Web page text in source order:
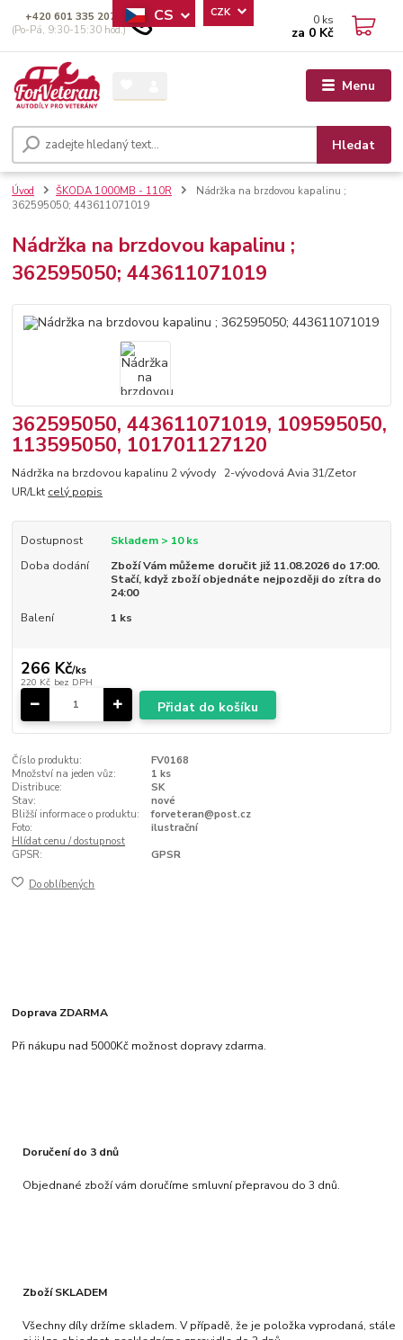
Menu
CS CZK
Hledat
+420 601 335 207
(Po-Pá, 9:30-15:30 hod.)
0 ks
za 0 Kč
Úvod ŠKODA 1000MB - 110R
Nádržka na brzdovou kapalinu ;
362595050; 443611071019
Nádržka na brzdovou kapalinu ;
362595050; 443611071019
362595050, 443611071019, 109595050,
113595050, 101701127120
Nádržka na brzdovou kapalinu 2 vývody 2-vývodová Avia 31/Zetor
UR/Lkt celý popis
Dostupnost
Skladem > 10 ks
Doba dodání
Zboží Vám můžeme doručit již 11.08.2026 do 17:00.
Stačí, když zboží objednáte nejpozději do zítra do
24:00
Balení
1 ks
266 Kč/ks
220 Kč bez DPH
Přidat do košíku
Číslo produktu:
FV0168
Množství na jeden vůz:
1 ks
Distribuce:
SK
Stav:
nové
Bližší informace o produktu:
forveteran@post.cz
Foto:
ilustrační
Hlídat cenu / dostupnost
GPSR:
GPSR
Do oblíbených
Doprava ZDARMA
Při nákupu nad 5000Kč možnost dopravy zdarma.
Doručení do 3 dnů
Objednané zboží vám doručíme smluvní přepravou do 3 dnů.
Zboží SKLADEM
Všechny díly držíme skladem. V případě, že je položka vyprodaná, stále